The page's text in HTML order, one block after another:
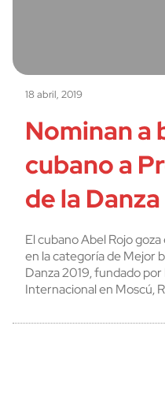
18 abril, 2019
Nominan a
cubano a
de la Danza
El cubano Abel Rojo
en la categoría de Mejor
Danza 2019, fundado
Internacional en Moscú,